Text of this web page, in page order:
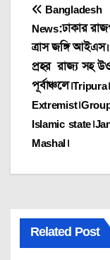
Post
Bangladesh
News:ঢাকার
ত্রাস জঙ্গি
প্রহর রাজ্য সহ
পূর্বাঞ্চলে।Tripura।
Islamic
Mashal।
Related Post